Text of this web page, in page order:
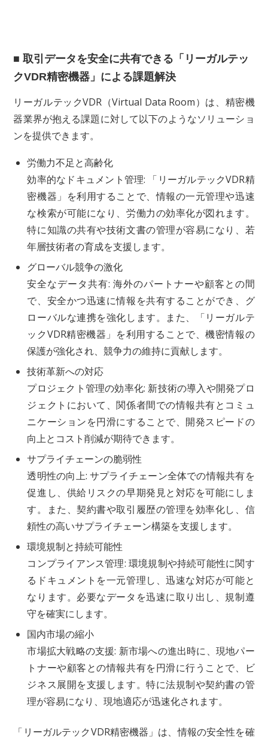
■ 取引データを安全に共有できる「リーガルテッ
クVDR精密機器」による課題解決
リーガルテックVDR（Virtual Data Room）は、精密機
器業界が抱える課題に対して以下のようなソリューショ
ンを提供できます。
労働力不足と高齢化
効率的なドキュメント管理: 「リーガルテックVDR精
密機器」を利用することで、情報の一元管理や迅速
な検索が可能になり、労働力の効率化が図れます。
特に知識の共有や技術文書の管理が容易になり、若
年層技術者の育成を支援します。
グローバル競争の激化
安全なデータ共有: 海外のパートナーや顧客との間
で、安全かつ迅速に情報を共有することができ、グ
ローバルな連携を強化します。また、「リーガルテ
ックVDR精密機器」を利用することで、機密情報の
保護が強化され、競争力の維持に貢献します。
技術革新への対応
プロジェクト管理の効率化: 新技術の導入や開発プロ
ジェクトにおいて、関係者間での情報共有とコミュ
ニケーションを円滑にすることで、開発スピードの
向上とコスト削減が期待できます。
サプライチェーンの脆弱性
透明性の向上: サプライチェーン全体での情報共有を
促進し、供給リスクの早期発見と対応を可能にしま
す。また、契約書や取引履歴の管理を効率化し、信
頼性の高いサプライチェーン構築を支援します。
環境規制と持続可能性
コンプライアンス管理: 環境規制や持続可能性に関す
るドキュメントを一元管理し、迅速な対応が可能と
なります。必要なデータを迅速に取り出し、規制遵
守を確実にします。
国内市場の縮小
市場拡大戦略の支援: 新市場への進出時に、現地パー
トナーや顧客との情報共有を円滑に行うことで、ビ
ジネス展開を支援します。特に法規制や契約書の管
理が容易になり、現地適応が迅速化されます。
「リーガルテックVDR精密機器」は、情報の安全性を確